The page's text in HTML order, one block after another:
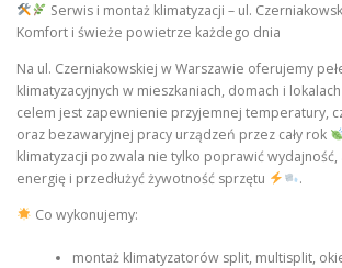
Serwis i montaż klimatyzacji – ul.
Komfort i świeże powietrze każdego dnia
Na ul. Czerniakowskiej w Warszawie oferujemy
klimatyzacyjnych w mieszkaniach, domach i
celem jest zapewnienie przyjemnej temperatury,
oraz bezawaryjnej pracy urządzeń przez cały rok
klimatyzacji pozwala nie tylko poprawić wydajność,
energię i przedłużyć żywotność sprzętu
.
Co wykonujemy:
montaż klimatyzatorów split, multisplit,